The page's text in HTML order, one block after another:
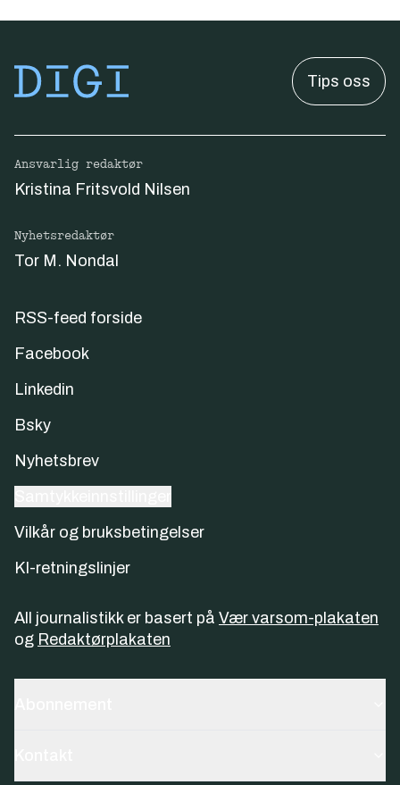
Tips oss
Ansvarlig redaktør
Kristina Fritsvold Nilsen
Nyhetsredaktør
Tor M. Nondal
RSS-feed forside
Facebook
Linkedin
Bsky
Nyhetsbrev
Vilkår og bruksbetingelser
KI-retningslinjer
All journalistikk er basert på Vær varsom-plakaten
og Redaktørplakaten